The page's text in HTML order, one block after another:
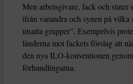
Men arbetsgivare, fack och stater
ifrån varandra och synen på vilka
utsatta grupper”. Exempelvis
länderna mot fackets förslag att
den nya ILO-konventionen
förhandlingarna.